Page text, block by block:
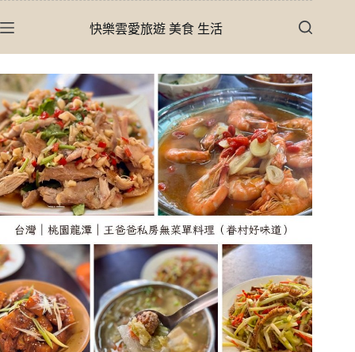
至
內
容
快樂雲愛旅遊 美食 生活